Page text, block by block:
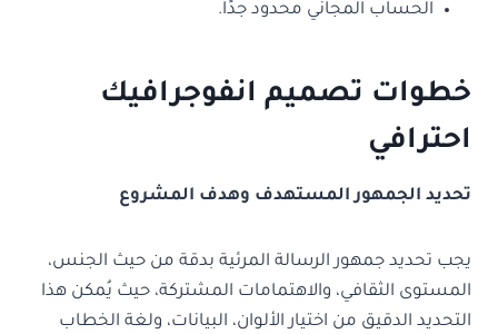
الحساب المجاني محدود جدًا.
خطوات تصميم انفوجرافيك
احترافي
تحديد الجمهور المستهدف وهدف المشروع
يجب تحديد جمهور الرسالة المرئية بدقة من حيث الجنس،
المستوى الثقافي، والاهتمامات المشتركة، حيث يُمكن هذا
التحديد الدقيق من اختيار الألوان، البيانات، ولغة الخطاب